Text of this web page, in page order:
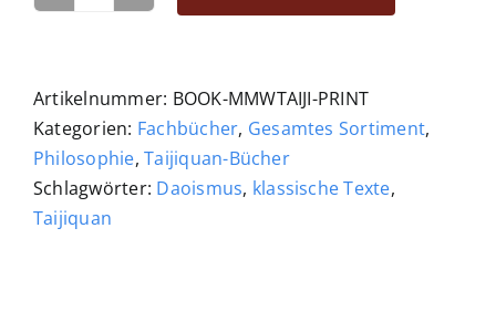
Artikelnummer: BOOK-MMWTAIJI-PRINT
Kategorien: Fachbücher, Gesamtes Sortiment,
Philosophie,Taijiquan-Bücher
Schlagwörter: Daoismus, klassische Texte,
Taijiquan